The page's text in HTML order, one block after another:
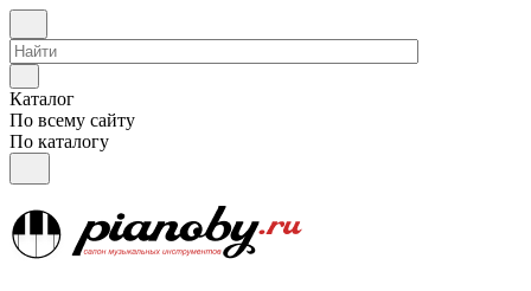
Каталог
По всему сайту
По каталогу